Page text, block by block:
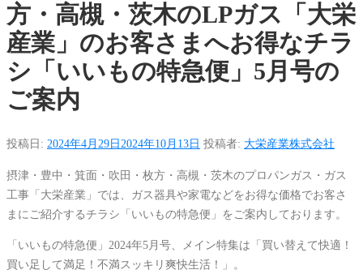
方・高槻・茨木のLPガス「大栄
産業」のお客さまへお得なチラ
シ「いいもの特急便」5月号の
ご案内
投稿日: 2024年4月29日2024年10月13日 投稿者: 大栄産業株式会社
摂津・豊中・箕面・吹田・枚方・高槻・茨木のプロパンガス・ガス
工事「大栄産業」では、ガス器具や家電などをお得な価格でお客さ
まにご紹介するチラシ「いいもの特急便」をご案内しております。
「いいもの特急便」2024年5月号、メイン特集は「買い替えて快適！
買い足して満足！不満スッキリ爽快生活！」。